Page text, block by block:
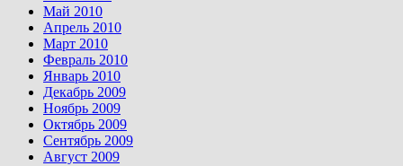
Май 2010
Апрель 2010
Март 2010
Февраль 2010
Январь 2010
Декабрь 2009
Ноябрь 2009
Октябрь 2009
Сентябрь 2009
Август 2009